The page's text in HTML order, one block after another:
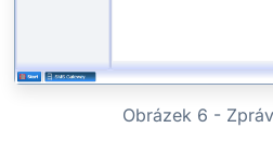
Obrázek 6 -